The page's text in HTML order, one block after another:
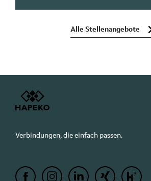
Alle Stellenangebote
Verbindungen, die einfach passen.